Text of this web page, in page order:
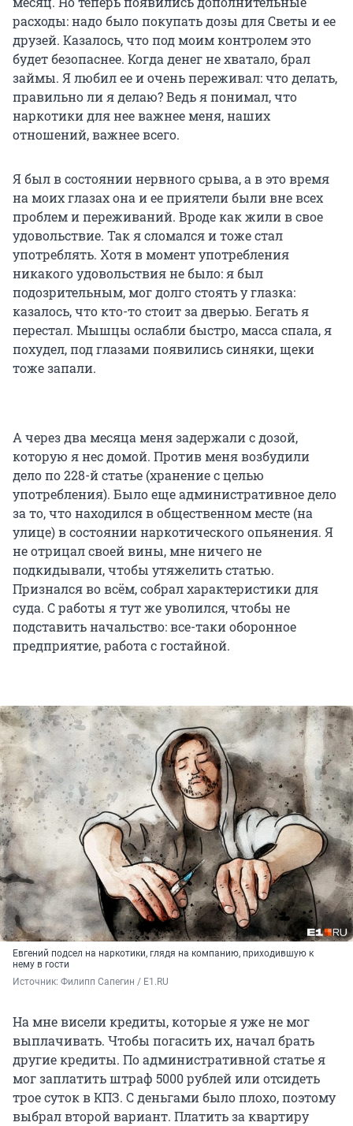
расходы: надо было покупать дозы для Светы и ее
друзей. Казалось, что под моим контролем это
будет безопаснее. Когда денег не хватало, брал
займы. Я любил ее и очень переживал: что делать,
правильно ли я делаю? Ведь я понимал, что
наркотики для нее важнее меня, наших
отношений, важнее всего.
Я был в состоянии нервного срыва, а в это время
на моих глазах она и ее приятели были вне всех
проблем и переживаний. Вроде как жили в свое
удовольствие. Так я сломался и тоже стал
употреблять. Хотя в момент употребления
никакого удовольствия не было: я был
подозрительным, мог долго стоять у глазка:
казалось, что кто-то стоит за дверью. Бегать я
перестал. Мышцы ослабли быстро, масса спала, я
похудел, под глазами появились синяки, щеки
тоже запали.
А через два месяца меня задержали с дозой,
которую я нес домой. Против меня возбудили
дело по 228-й статье (хранение с целью
употребления). Было еще административное дело
за то, что находился в общественном месте (на
улице) в состоянии наркотического опьянения. Я
не отрицал своей вины, мне ничего не
подкидывали, чтобы утяжелить статью.
Признался во всём, собрал характеристики для
суда. С работы я тут же уволился, чтобы не
подставить начальство: все-таки оборонное
предприятие, работа с гостайной.
Евгений подсел на наркотики, глядя на компанию, приходившую к
нему в гости
Источник: Филипп Сапегин / E1.RU
На мне висели кредиты, которые я уже не мог
выплачивать. Чтобы погасить их, начал брать
другие кредиты. По административной статье я
мог заплатить штраф 5000 рублей или отсидеть
трое суток в КПЗ. С деньгами было плохо, поэтому
выбрал второй вариант. Платить за квартиру